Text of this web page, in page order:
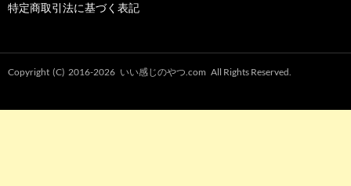
特定商取引法に基づく表記
Copyright (C) 2016-2026 いい感じのやつ.com All Rights Reserved.